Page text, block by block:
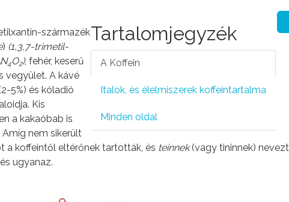
Tartalomjegyzék
A Koffein
Italok, és élelmiszerek koffeintartalma
Minden oldal
származék
) (1,3,7-trimetil-
N4O2), fehér, keserű
vegyület. A kávé
5%) és kóladió
Kis
a kakaóbab is
nem sikerült
a koffeintől eltérőnek tartották, és teinnek(vagy tininnek)
ugyanaz.